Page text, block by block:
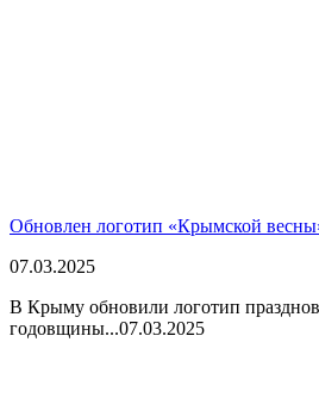
Обновлен логотип «Крымской
07.03.2025
В Крыму обновили логотип
годовщины...07.03.2025